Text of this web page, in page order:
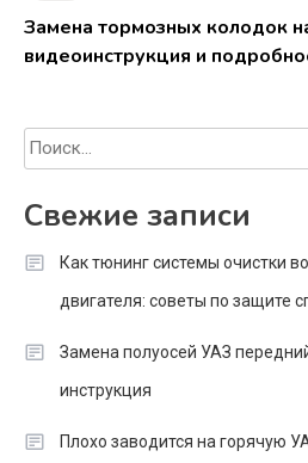
Замена тормозных колодок
видеоинструкция и
Свежие записи
Как тюнинг системы очистки
двигателя: советы по защите
Замена полуосей УАЗ
инструкция
Плохо заводится на горячую